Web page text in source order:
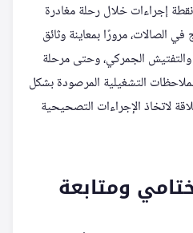
إجراءات خلال رحلة مغادرة
الصالات، مرورًا بمعاينة وثائق
والتفتيش الجمركي، وحتى مرحلة
التشغيلية المرصودة بشكل
لاتخاذ الإجراءات التصحيحية
ومتابعة